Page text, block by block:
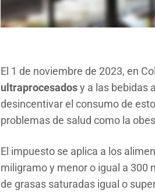
El 1 de noviembre de 2023, en
ultraprocesadosy a las bebidas
desincentivar el consumo de
problemas de salud como la
El impuesto se aplica a los
miligramo y menor o igual a 300
de grasas saturadas igual o